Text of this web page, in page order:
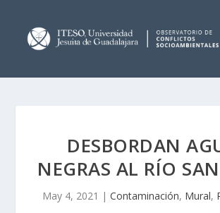
DESBORDAN
NEGRAS AL RÍO
May 4, 2021 | Contaminación, Mural,